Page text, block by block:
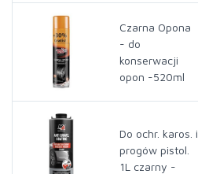
Czarna Opona
- do
konserwacji
opon -520ml
Do ochr. karos. i
progów pistol.
1L czarny -